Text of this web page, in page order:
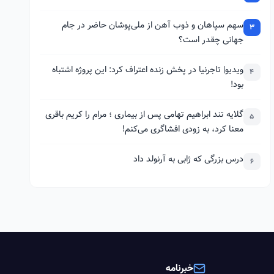
3 سهم سپاهان و ذوب آهن از ملی‌پوشان حاضر در جام
جهانی چقدر است؟
4 ویدیو| تاجرنیا در پخش زنده اعتراف کرد: این پروژه اشتباه
بود!
5 گلایه تند ابراهیم تهامی پس از بیماری ؛ مرام را کریم باقری
معنا کرد، به زودی افشاگری می‌کنم!
6 درس بزرگی که ژابی به آرنولد داد
خبرنامه